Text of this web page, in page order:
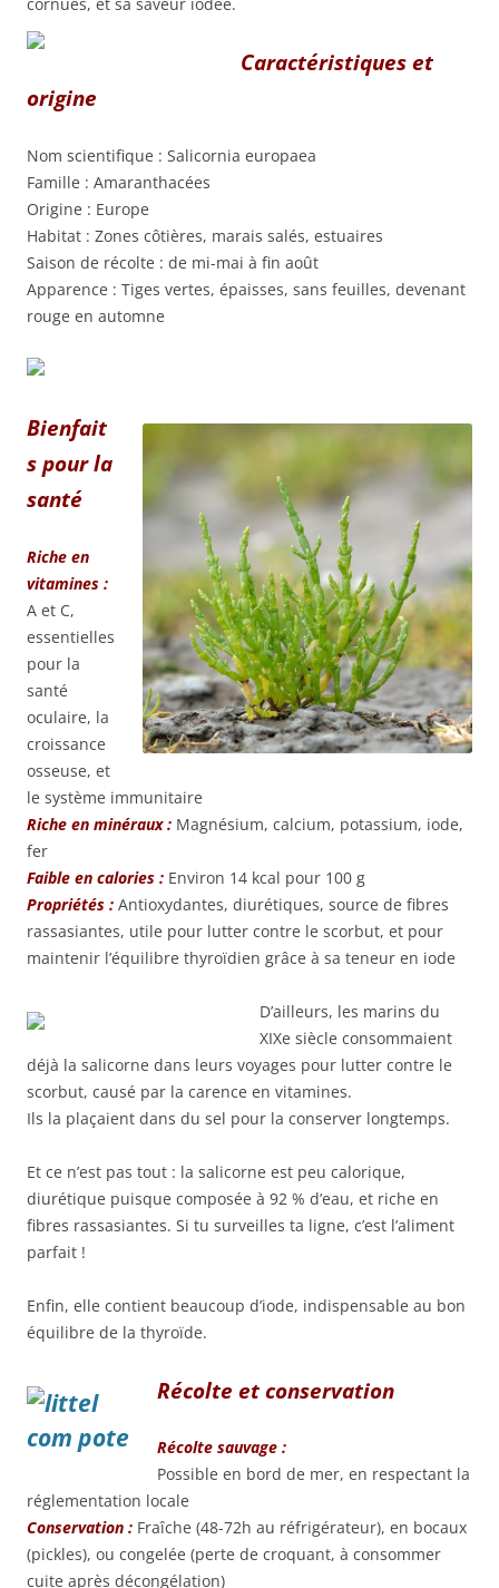
Caractéristiques et
origine
Nom scientifique : Salicornia europaea
Famille : Amaranthacées
Origine : Europe
Habitat : Zones côtières, marais salés, estuaires
Saison de récolte : de mi-mai à fin août
Apparence : Tiges vertes, épaisses, sans feuilles, devenant
rouge en automne
Bienfait
s pour la
santé
Riche en
vitamines :
A et C,
essentielles
pour la
santé
oculaire, la
croissance
osseuse, et
le système immunitaire
Riche en minéraux : Magnésium, calcium, potassium, iode,
fer
Faible en calories : Environ 14 kcal pour 100 g
Propriétés : Antioxydantes, diurétiques, source de fibres
rassasiantes, utile pour lutter contre le scorbut, et pour
maintenir l’équilibre thyroïdien grâce à sa teneur en iode
D’ailleurs, les marins du
XIXe siècle consommaient
déjà la salicorne dans leurs voyages pour lutter contre le
scorbut, causé par la carence en vitamines.
Ils la plaçaient dans du sel pour la conserver longtemps.
Et ce n’est pas tout : la salicorne est peu calorique,
diurétique puisque composée à 92 % d’eau, et riche en
fibres rassasiantes. Si tu surveilles ta ligne, c’est l’aliment
parfait !
Enfin, elle contient beaucoup d’iode, indispensable au bon
équilibre de la thyroïde.
Récolte et conservation
Récolte sauvage :
Possible en bord de mer, en respectant la
réglementation locale
Conservation : Fraîche (48-72h au réfrigérateur), en bocaux
(pickles), ou congelée (perte de croquant, à consommer
cuite après décongélation)